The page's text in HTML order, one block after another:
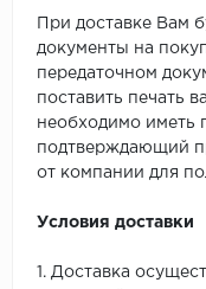
При доставке Вам
документы на
передаточном
поставить печать
необходимо иметь
подтверждающий
от компании для
Условия доставки
1. Доставка